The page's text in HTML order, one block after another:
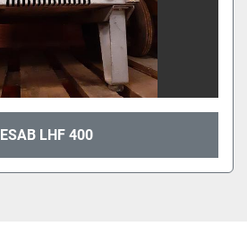
ESAB LHF 400